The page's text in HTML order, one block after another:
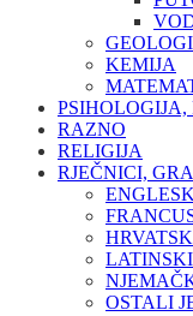
KEMIJA
RAZNO
RELIGIJA
RJEČNICI,
OSTALI